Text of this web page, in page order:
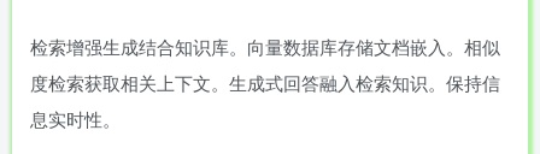
检索增强生成结合知识库。向量数据库存储文档嵌入。相似
度检索获取相关上下文。生成式回答融入检索知识。保持信
息实时性。